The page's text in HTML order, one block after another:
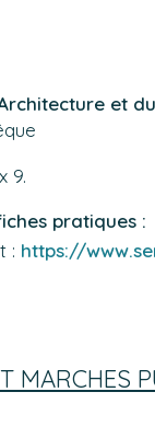
et
9.
pratiques :
: https://
MARCHES